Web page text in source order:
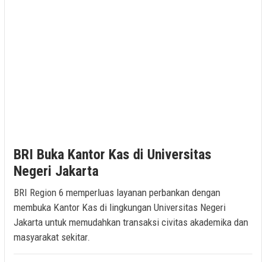
BRI Buka Kantor Kas di Universitas
Negeri Jakarta
BRI Region 6 memperluas layanan perbankan dengan
membuka Kantor Kas di lingkungan Universitas Negeri
Jakarta untuk memudahkan transaksi civitas akademika dan
masyarakat sekitar.